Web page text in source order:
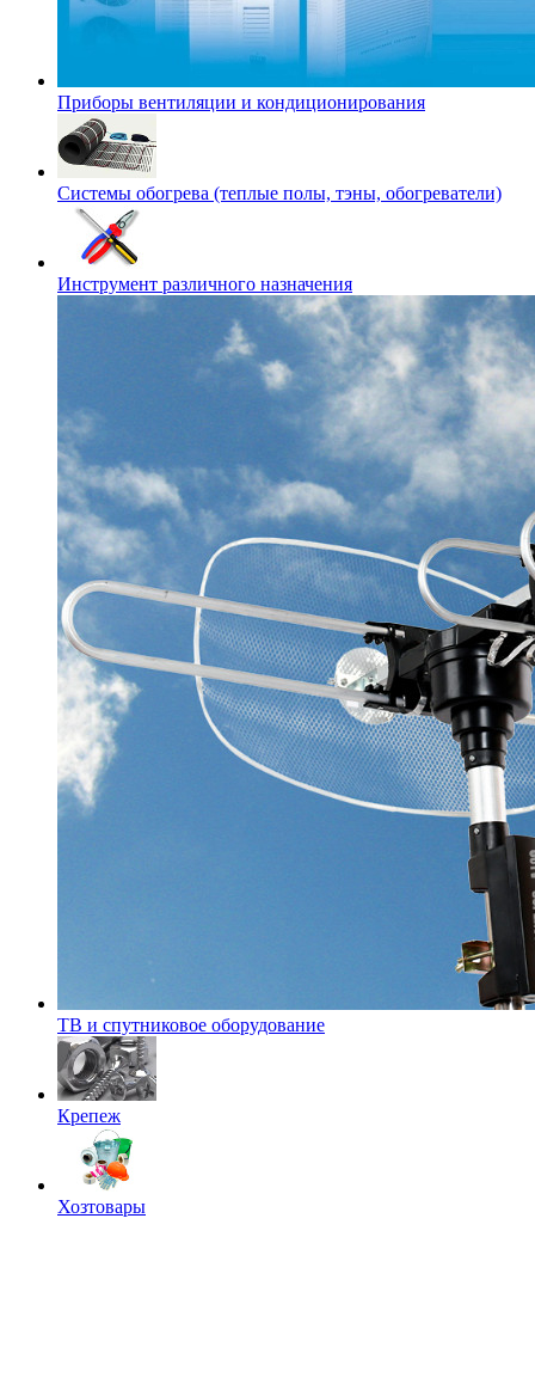
Приборы вентиляции и кондиционирования
Системы обогрева (теплые полы, тэны, обогреватели)
Инструмент различного назначения
ТВ и спутниковое оборудование
Крепеж
Хозтовары